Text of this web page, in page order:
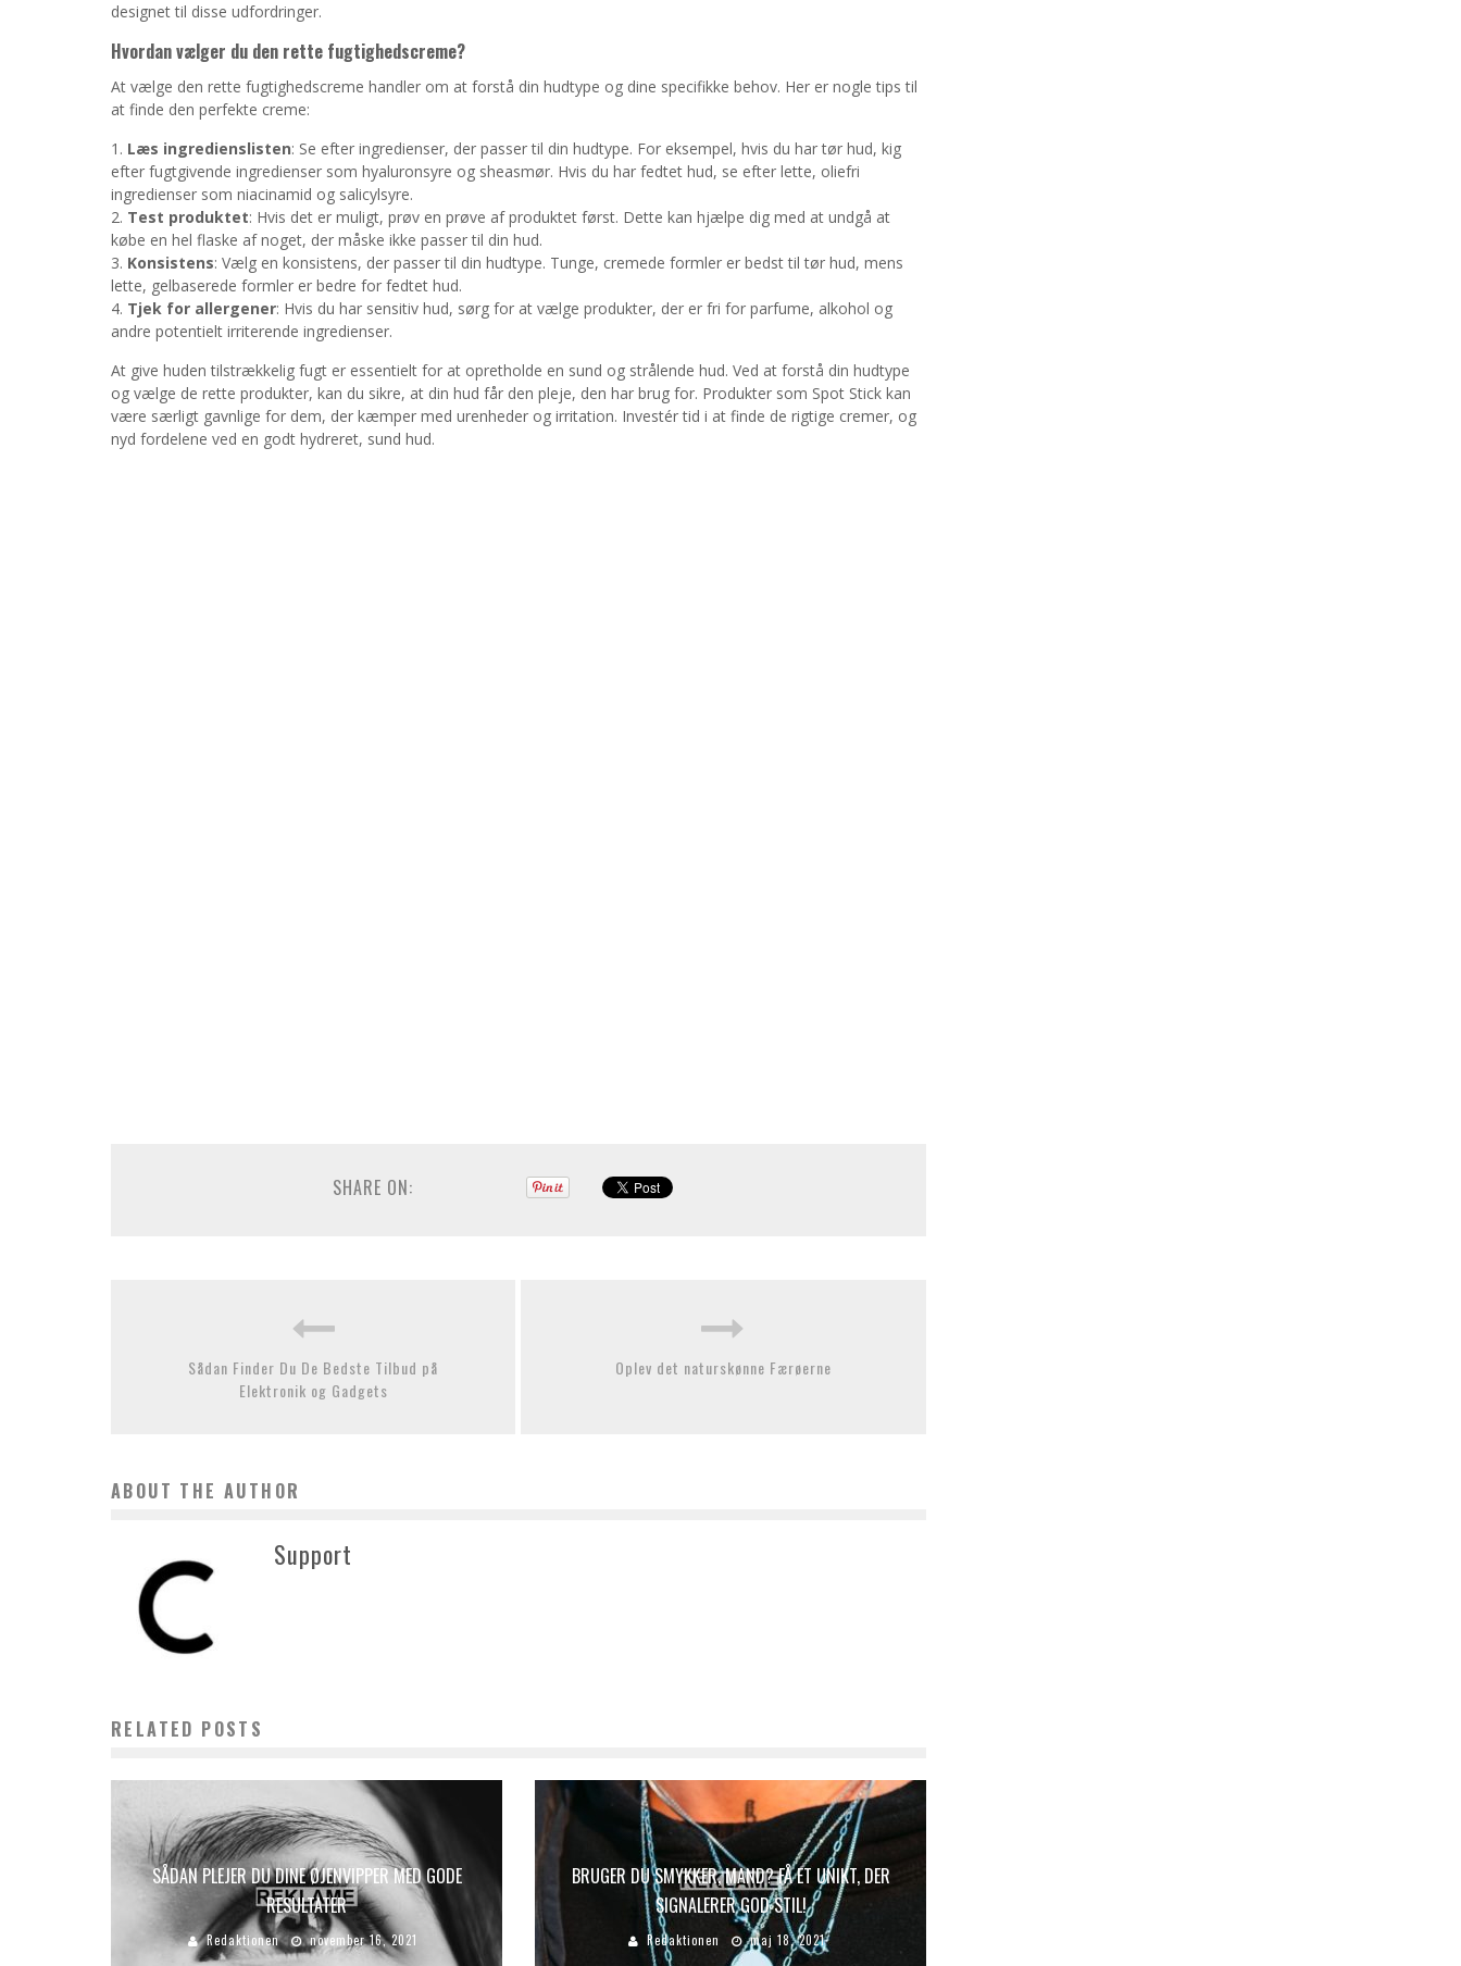
designet til disse udfordringer.
Hvordan vælger du den rette fugtighedscreme?
At vælge den rette fugtighedscreme handler om at forstå din hudtype og dine specifikke behov. Her er nogle tips til
at finde den perfekte creme:
Læs ingredienslisten: Se efter ingredienser, der passer til din hudtype. For eksempel, hvis du har tør hud, kig
efter fugtgivende ingredienser som hyaluronsyre og sheasmør. Hvis du har fedtet hud, se efter lette, oliefri
ingredienser som niacinamid og salicylsyre.
Test produktet: Hvis det er muligt, prøv en prøve af produktet først. Dette kan hjælpe dig med at undgå at
købe en hel flaske af noget, der måske ikke passer til din hud.
Konsistens: Vælg en konsistens, der passer til din hudtype. Tunge, cremede formler er bedst til tør hud, mens
lette, gelbaserede formler er bedre for fedtet hud.
Tjek for allergener: Hvis du har sensitiv hud, sørg for at vælge produkter, der er fri for parfume, alkohol og
andre potentielt irriterende ingredienser.
At give huden tilstrækkelig fugt er essentielt for at opretholde en sund og strålende hud. Ved at forstå din hudtype
og vælge de rette produkter, kan du sikre, at din hud får den pleje, den har brug for. Produkter som Spot Stick kan
være særligt gavnlige for dem, der kæmper med urenheder og irritation. Investér tid i at finde de rigtige cremer, og
nyd fordelene ved en godt hydreret, sund hud.
SHARE ON:
Sådan Finder Du De Bedste Tilbud på
Elektronik og Gadgets
Oplev det naturskønne Færøerne
ABOUT THE AUTHOR
Support
RELATED POSTS
SÅDAN PLEJER DU DINE ØJENVIPPER MED GODE
RESULTATER
Redaktionen november 16, 2021
BRUGER DU SMYKKER, MAND? FÅ ET UNIKT, DER
SIGNALERER GOD STIL!
Redaktionen maj 18, 2021